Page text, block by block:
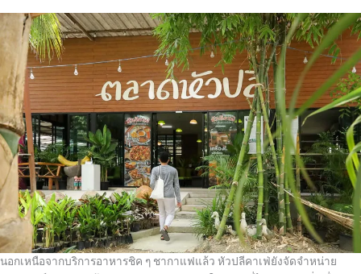
นอกเหนือจากบริการอาหารชิค ๆ ชากาแฟแล้ว หัวปลีคาเฟ่ยังจัดจำหน่าย